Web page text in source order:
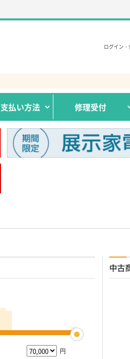
ログイン
支払い方法 修理受付
円
中古